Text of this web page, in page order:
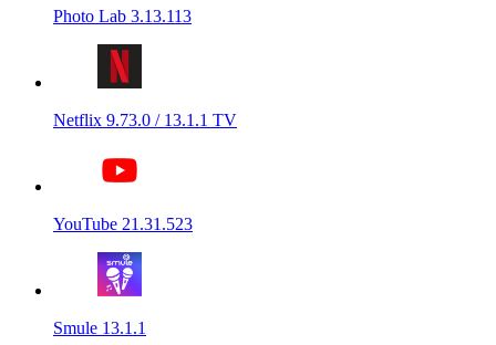
Photo Lab 3.13.113
Netflix 9.73.0 / 13.1.1 TV
YouTube 21.31.523
Smule 13.1.1